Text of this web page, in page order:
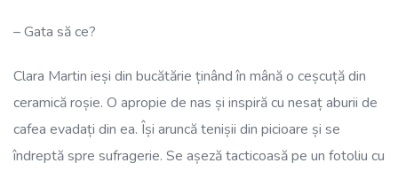
– Gata să ce?
Clara Martin ieși din bucătărie ținând în mână o ceșcuță din
ceramică roșie. O apropie de nas și inspiră cu nesaț aburii de
cafea evadați din ea. Își aruncă tenișii din picioare și se
îndreptă spre sufragerie. Se așeză tacticoasă pe un fotoliu cu